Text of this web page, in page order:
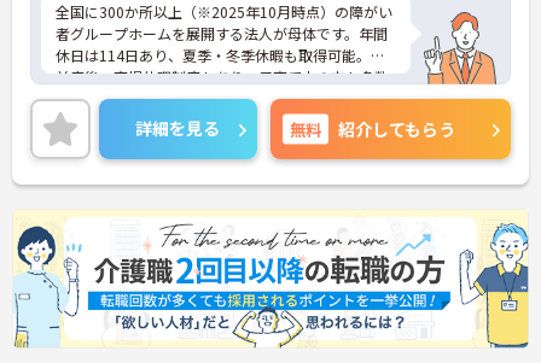
全国に300か所以上（※2025年10月時点）の障がい
者グループホームを展開する法人が母体です。年間
休日は114日あり、夏季・冬季休暇も取得可能。産
前産後・育児休暇制度もあり、子育て中の方も多数
活躍中で、ワークライフバランスを大切にしながら
働ける環境が整っています。研修制度や外部勉強会
の受講支援もあり、スキルアップもしっかりサポー
ト。将来的には管理者やエリアマネージャーへのキ
ャリアアップも目指せます。20代から60代まで幅広
い年代のスタッフが活躍しており、和やかな雰囲気
の職場です。介護経験を活かしたい方、福祉の資格
をお持ちの方、安定した法人でキャリアを築きたい
方におすすめです。
★おすすめPOINT★
・生活支援員からスタートし、サービス管理責任者
詳細を見る 無料 紹介してもらう